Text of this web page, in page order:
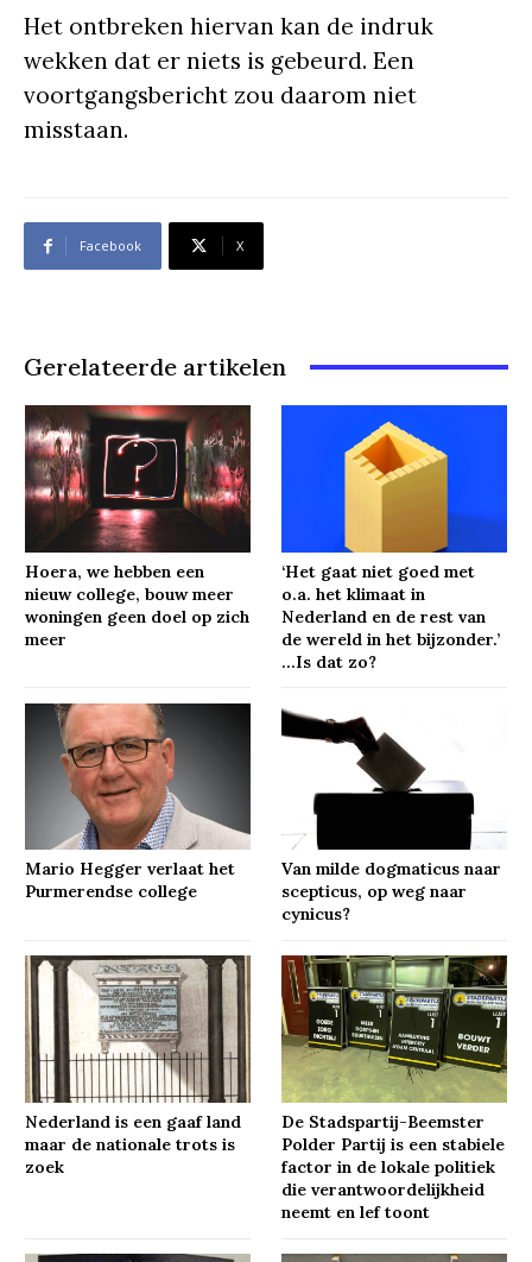
Het ontbreken hiervan kan de indruk
wekken dat er niets is gebeurd. Een
voortgangsbericht zou daarom niet
misstaan.
Facebook X
Gerelateerde artikelen
Hoera, we hebben een
nieuw college, bouw meer
woningen geen doel op zich
meer
‘Het gaat niet goed met
o.a. het klimaat in
Nederland en de rest van
de wereld in het bijzonder.’
…Is dat zo?
Mario Hegger verlaat het
Purmerendse college
Van milde dogmaticus naar
scepticus, op weg naar
cynicus?
Nederland is een gaaf land
maar de nationale trots is
zoek
De Stadspartij-Beemster
Polder Partij is een stabiele
factor in de lokale politiek
die verantwoordelijkheid
neemt en lef toont